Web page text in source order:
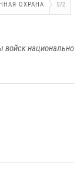
ОХРАНА 572